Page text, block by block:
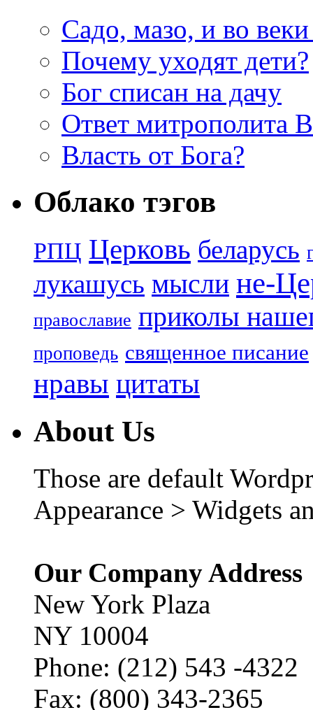
Садо, мазо, и во веки
Почему уходят дети?
Бог списан на дачу
Ответ митрополита
Власть от Бога?
Облако тэгов
РПЦ Церковь беларусь
лукашусь мысли не-
православие приколы
проповедь священное писание
нравы цитаты
About Us
Those are default
Appearance > Widgets
Our Company Address
New York Plaza
NY 10004
Phone: (212) 543 -4322
Fax: (800) 343-2365